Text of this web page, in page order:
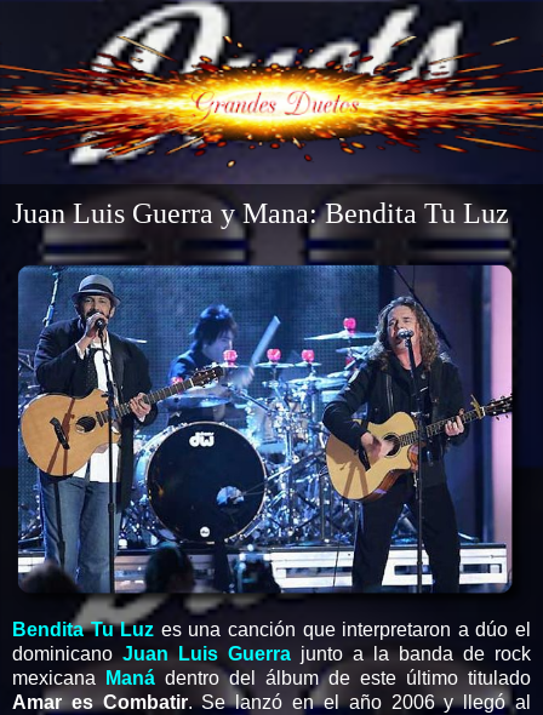
Juan Luis Guerra y Mana: Bendita Tu Luz
Bendita Tu Luz es una canción que interpretaron a dúo el
dominicano Juan Luis Guerra junto a la banda de rock
mexicana
Maná dentro del álbum de este último titulado
Amar es Combatir. Se lanzó en el año 2006 y llegó al